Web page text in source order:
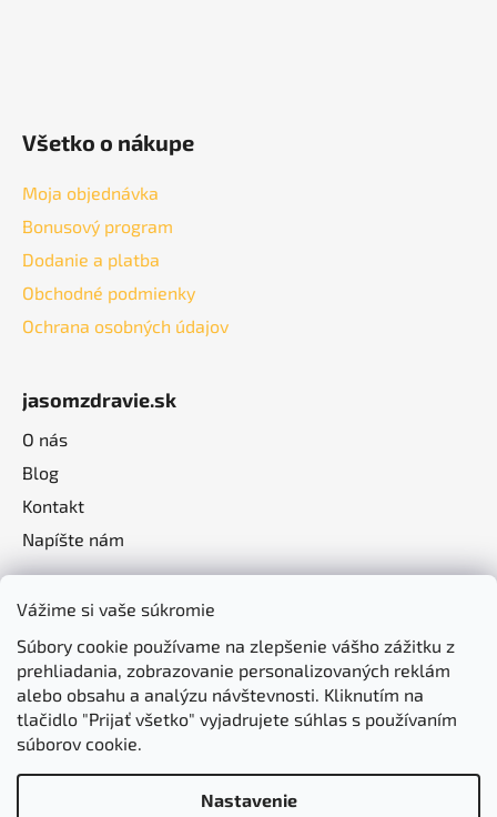
Vážime si vaše súkromie
Súbory cookie používame na zlepšenie vášho zážitku z
prehliadania, zobrazovanie personalizovaných reklám
alebo obsahu a analýzu návštevnosti. Kliknutím na
tlačidlo "Prijať všetko" vyjadrujete súhlas s používaním
súborov cookie.
Nastavenie
Všetko o nákupe
Moja objednávka
Bonusový program
Dodanie a platba
Obchodné podmienky
Ochrana osobných údajov
jasomzdravie.sk
O nás
Blog
Kontakt
Napíšte nám